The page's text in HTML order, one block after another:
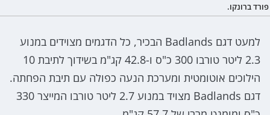
פורד ברונקו.
למעט דגם Badlands הבכיר, כל הדגמים מצוידים במנוע
2.3 ליטר טורבו 300 כ"ס ו-42.8 קג"מ בשידוך לתיבת 10
הילוכים אוטומטית ומערכת הנעה כפולה עם תיבת הפחתה.
דגם Badlands מצויד במנוע 2.7 ליטר טורבו המייצר 330